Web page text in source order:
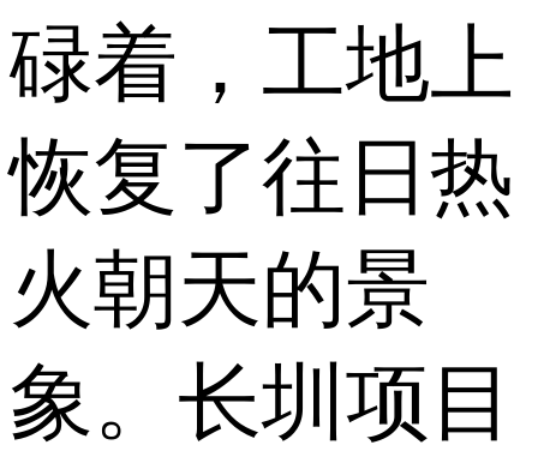
碌着，工地上
恢复了往日热
火朝天的景
象。长圳项目